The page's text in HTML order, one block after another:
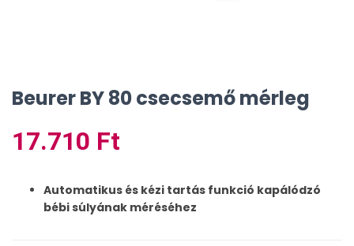
Beurer BY 80 csecsemő mérleg
17.710 Ft
Automatikus és kézi tartás funkció kapálódzó
bébi súlyának méréséhez